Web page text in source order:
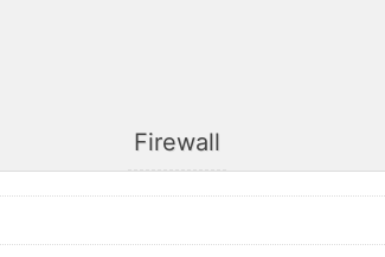
Firewall